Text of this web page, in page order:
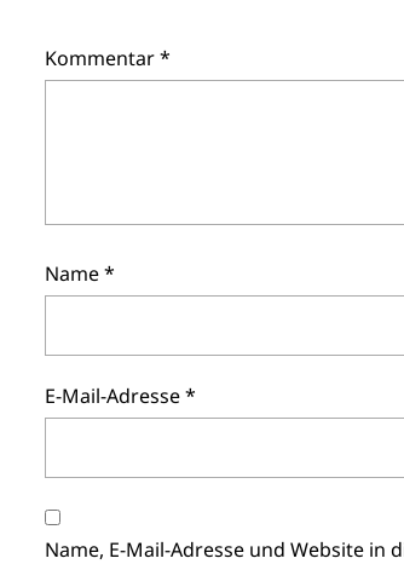
Kommentar*
Name*
E-Mail-Adresse*
Name, E-Mail-Adresse und Website